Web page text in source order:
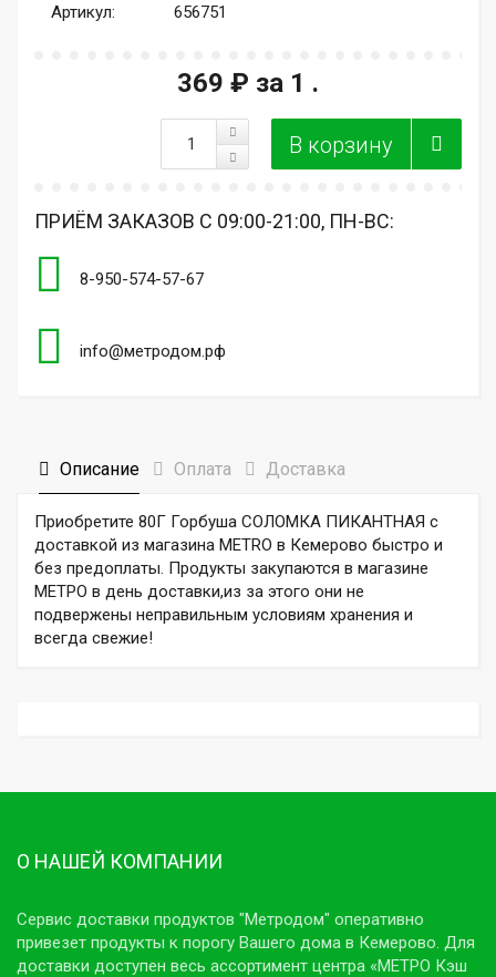
Артикул: 656751
369 ₽ за 1 .
ПРИЁМ ЗАКАЗОВ С 09:00-21:00, ПН-ВС:
8-950-574-57-67
info@метродом.рф
Описание Оплата Доставка
Приобретите 80Г Горбуша СОЛОМКА ПИКАНТНАЯ с
доставкой из магазина METRO в Кемерово быстро и
без предоплаты. Продукты закупаются в магазине
МЕТРО в день доставки,из за этого они не
подвержены неправильным условиям хранения и
всегда свежие!
О НАШЕЙ КОМПАНИИ
Сервис доставки продуктов "Метродом" оперативно
привезет продукты к порогу Вашего дома в Кемерово. Для
доставки доступен весь ассортимент центра «МЕТРО Кэш